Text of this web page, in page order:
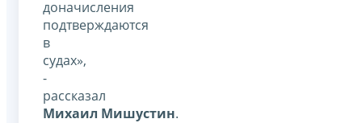
доначисления
подтверждаются
в
судах»,
-
рассказал
Михаил Мишустин.